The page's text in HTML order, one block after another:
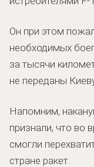
Он при этом
необходимых
за тысячи
не переданы
Напомним,
признали, что во
смогли
стране ракет.